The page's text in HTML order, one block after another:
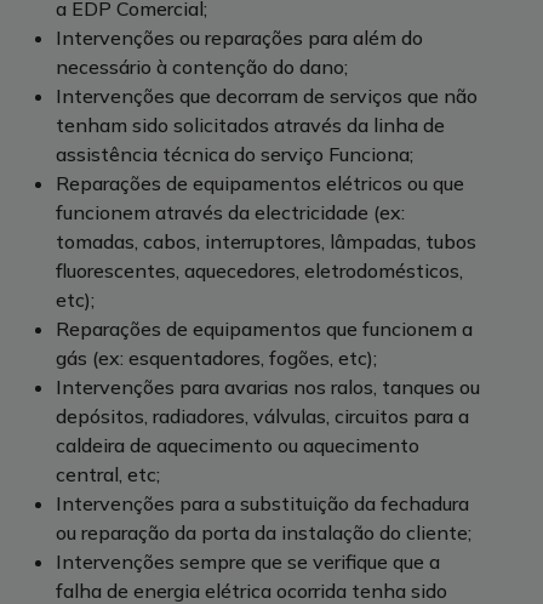
a EDP Comercial;
Intervenções ou reparações para além do
necessário à contenção do dano;
Intervenções que decorram de serviços que não
tenham sido solicitados através da linha de
assistência técnica do serviço Funciona;
Reparações de equipamentos elétricos ou que
funcionem através da electricidade (ex:
tomadas, cabos, interruptores, lâmpadas, tubos
fluorescentes, aquecedores, eletrodomésticos,
etc);
Reparações de equipamentos que funcionem a
gás (ex: esquentadores, fogões, etc);
Intervenções para avarias nos ralos, tanques ou
depósitos, radiadores, válvulas, circuitos para a
caldeira de aquecimento ou aquecimento
central, etc;
Intervenções para a substituição da fechadura
ou reparação da porta da instalação do cliente;
Intervenções sempre que se verifique que a
falha de energia elétrica ocorrida tenha sido